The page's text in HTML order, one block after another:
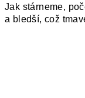
Jak stárneme,
a bledší, což